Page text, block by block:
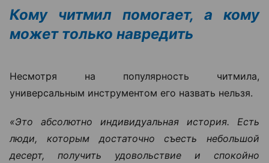
скорее история про комфорт, чем про
физиологическую пользу», —
отмечает Светлана Чернушевич.
При этом специалист подчеркивает: если питание
изначально выстроено правильно и не
сопровождается постоянным чувством голода,
необходимость в специальных «разгрузках»
зачастую просто исчезает.